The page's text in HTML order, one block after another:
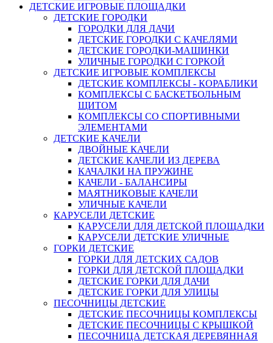
ДЕТСКИЕ ИГРОВЫЕ ПЛОЩАДКИ
ДЕТСКИЕ ГОРОДКИ
ГОРОДКИ ДЛЯ ДАЧИ
ДЕТСКИЕ ГОРОДКИ С КАЧЕЛЯМИ
ДЕТСКИЕ ГОРОДКИ-МАШИНКИ
УЛИЧНЫЕ ГОРОДКИ С ГОРКОЙ
ДЕТСКИЕ ИГРОВЫЕ КОМПЛЕКСЫ
ДЕТСКИЕ КОМПЛЕКСЫ - КОРАБЛИКИ
КОМПЛЕКСЫ С БАСКЕТБОЛЬНЫМ
ЩИТОМ
КОМПЛЕКСЫ СО СПОРТИВНЫМИ
ЭЛЕМЕНТАМИ
ДЕТСКИЕ КАЧЕЛИ
ДВОЙНЫЕ КАЧЕЛИ
ДЕТСКИЕ КАЧЕЛИ ИЗ ДЕРЕВА
КАЧАЛКИ НА ПРУЖИНЕ
КАЧЕЛИ - БАЛАНСИРЫ
МАЯТНИКОВЫЕ КАЧЕЛИ
УЛИЧНЫЕ КАЧЕЛИ
КАРУСЕЛИ ДЕТСКИЕ
КАРУСЕЛИ ДЛЯ ДЕТСКОЙ ПЛОЩАДКИ
КАРУСЕЛИ ДЕТСКИЕ УЛИЧНЫЕ
ГОРКИ ДЕТСКИЕ
ГОРКИ ДЛЯ ДЕТСКИХ САДОВ
ГОРКИ ДЛЯ ДЕТСКОЙ ПЛОЩАДКИ
ДЕТСКИЕ ГОРКИ ДЛЯ ДАЧИ
ДЕТСКИЕ ГОРКИ ДЛЯ УЛИЦЫ
ПЕСОЧНИЦЫ ДЕТСКИЕ
ДЕТСКИЕ ПЕСОЧНИЦЫ КОМПЛЕКСЫ
ДЕТСКИЕ ПЕСОЧНИЦЫ С КРЫШКОЙ
ПЕСОЧНИЦА ДЕТСКАЯ ДЕРЕВЯННАЯ